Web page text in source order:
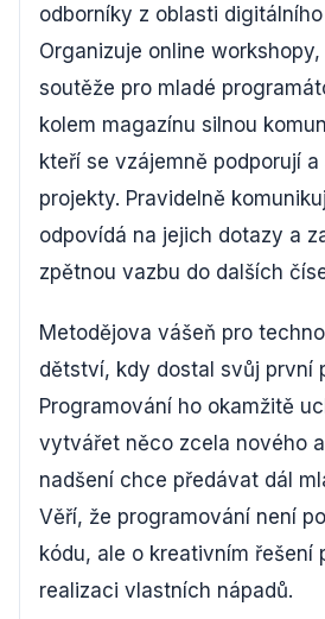
odborníky z oblasti
Organizuje online
soutěže pro mladé
kolem magazínu silnou
kteří se vzájemně podporují a
projekty. Pravidelně
odpovídá na jejich dotazy a
zpětnou vazbu do dalších
Metodějova vášeň pro
dětství, kdy dostal svůj první
Programování ho okamžitě
vytvářet něco zcela nového
nadšení chce předávat dál
Věří, že programování není
kódu, ale o kreativním řešení
realizaci vlastních nápadů.